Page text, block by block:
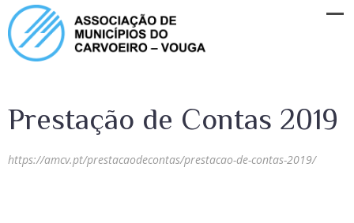
Prestação de Contas 2019
https://amcv.pt/prestacaodecontas/prestacao-de-contas-2019/